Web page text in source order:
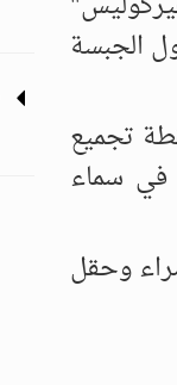
الجبسة
تجميع
في سماء
وحقل